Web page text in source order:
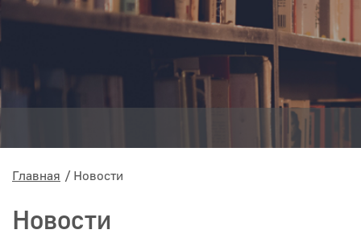
Главная Новости
Новости